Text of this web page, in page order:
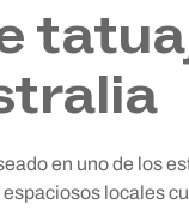
en uno de los
locales